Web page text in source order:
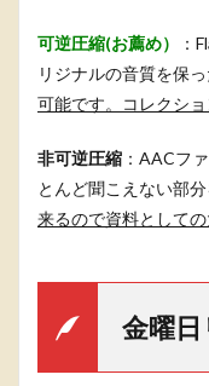
可逆圧縮(お薦め）
：
リジナルの音質を保っ
可能です。コレクシ
非可逆圧縮 ：AACフ
とんど聞こえない部
来るので資料として
金曜